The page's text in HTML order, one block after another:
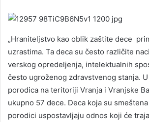
„Hraniteljstvo kao oblik zaštite dece
uzrastima. Ta deca su često različite
verskog opredeljenja, intelektualnih
često ugroženog zdravstvenog stanja.
porodica na teritoriji Vranja i Vranjske
ukupno 57 dece. Deca koja su
porodici uspostavljaju odnos koji će